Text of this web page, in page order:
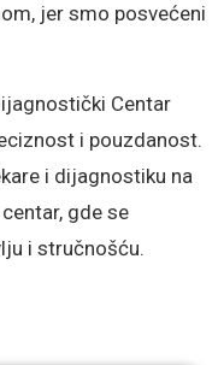
jer smo posvećeni
Centar
i pouzdanost.
i dijagnostiku na
gde se
i stručnošću.